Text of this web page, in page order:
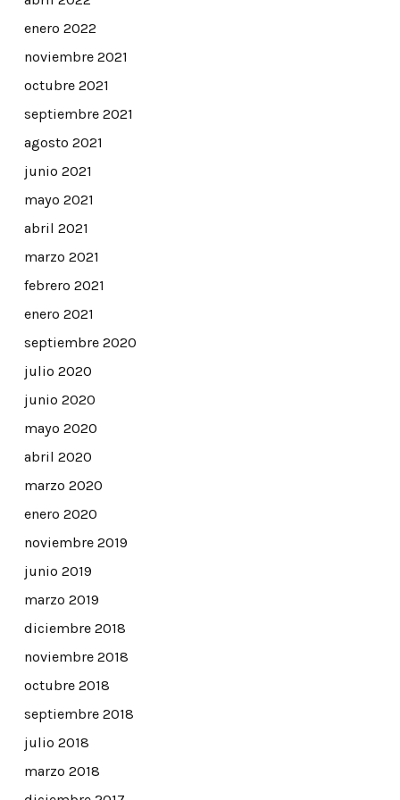
enero 2022
noviembre 2021
octubre 2021
septiembre 2021
agosto 2021
junio 2021
mayo 2021
abril 2021
marzo 2021
febrero 2021
enero 2021
septiembre 2020
julio 2020
junio 2020
mayo 2020
abril 2020
marzo 2020
enero 2020
noviembre 2019
junio 2019
marzo 2019
diciembre 2018
noviembre 2018
octubre 2018
septiembre 2018
julio 2018
marzo 2018